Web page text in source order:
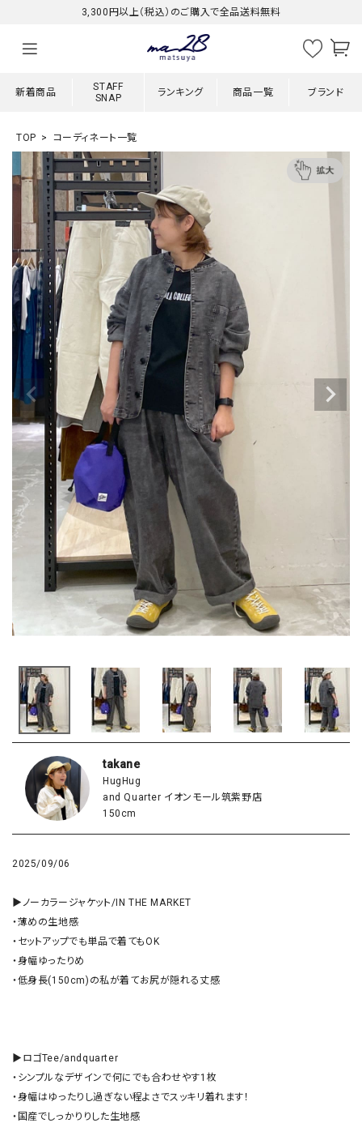
3,300円以上（税込）のご購入で全品送料無料
新着商品
STAFF
SNAP
ランキング 商品一覧 ブランド
TOP コーディネート一覧
takane
HugHug
and Quarter イオンモール筑紫野店
150cm
2025/09/06
▶︎ノーカラージャケット/IN THE MARKET
・薄めの生地感
・セットアップでも単品で着てもOK
・身幅ゆったりめ
・低身長(150cm)の私が着てお尻が隠れる丈感
▶ロゴTee/andquarter
・シンプルなデザインで何にでも合わせやす1枚
・身幅はゆったりし過ぎない程よさでスッキリ着れます！
・国産でしっかりりした生地感